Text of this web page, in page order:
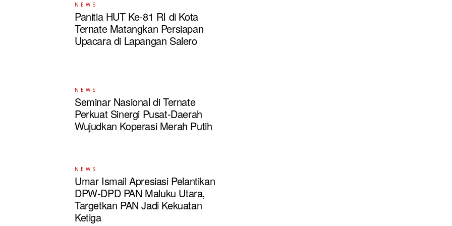
NEWS
Panitia HUT Ke-81 RI di Kota
Ternate Matangkan Persiapan
Upacara di Lapangan Salero
NEWS
Seminar Nasional di Ternate
Perkuat Sinergi Pusat-Daerah
Wujudkan Koperasi Merah Putih
NEWS
Umar Ismail Apresiasi Pelantikan
DPW-DPD PAN Maluku Utara,
Targetkan PAN Jadi Kekuatan
Ketiga